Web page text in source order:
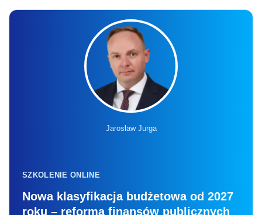
Jarosław Jurga
SZKOLENIE ONLINE
Nowa klasyfikacja budżetowa od 2027
roku – reforma finansów publicznych